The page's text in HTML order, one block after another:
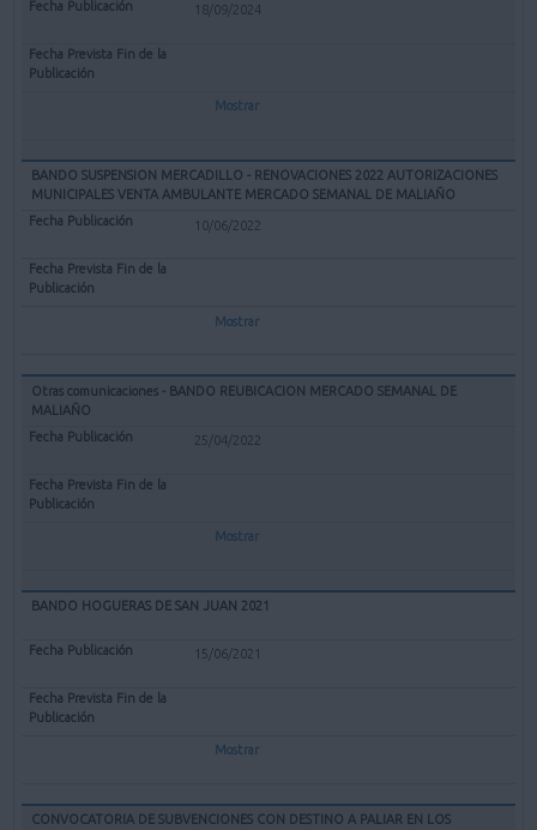
18/09/2024
Mostrar
BANDO SUSPENSION MERCADILLO - RENOVACIONES 2022 AUTORIZACIONES
MUNICIPALES VENTA AMBULANTE MERCADO SEMANAL DE MALIAÑO
10/06/2022
Mostrar
Otras comunicaciones - BANDO REUBICACION MERCADO SEMANAL DE
MALIAÑO
25/04/2022
Mostrar
BANDO HOGUERAS DE SAN JUAN 2021
15/06/2021
Mostrar
CONVOCATORIA DE SUBVENCIONES CON DESTINO A PALIAR EN LOS